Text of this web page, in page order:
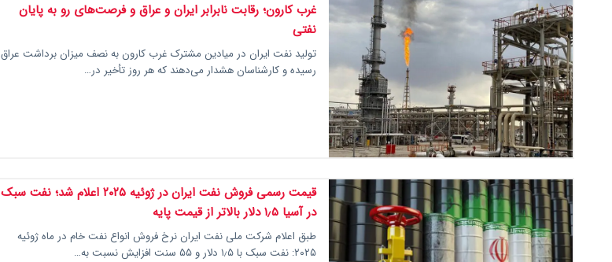
غرب کارون؛ رقابت نابرابر ایران و عراق و فرصت‌های رو به پایان
نفتی
تولید نفت ایران در میادین مشترک غرب کارون به نصف میزان برداشت عراق
رسیده و کارشناسان هشدار می‌دهند که هر روز تأخیر در…
قیمت رسمی فروش نفت ایران در ژوئیه ۲۰۲۵ اعلام شد؛ نفت سبک
در آسیا ۱٫۵ دلار بالاتر از قیمت پایه
طبق اعلام شرکت ملی نفت ایران نرخ فروش انواع نفت خام در ماه ژوئیه
۲۰۲۵: نفت سبک با ۱٫۵ دلار و ۵۵ سنت افزایش نسبت به…